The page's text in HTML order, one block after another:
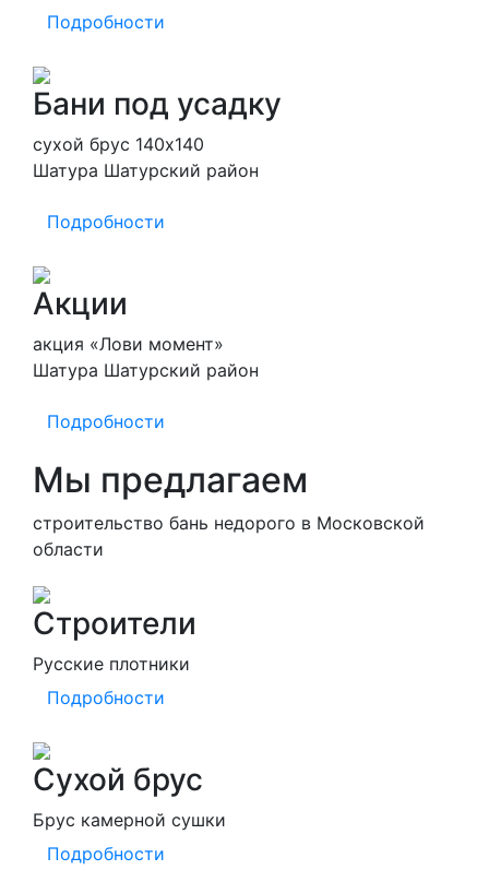
Подробности
Бани под усадку
сухой брус 140х140
Шатура Шатурский район
Подробности
Акции
акция «Лови момент»
Шатура Шатурский район
Подробности
Мы предлагаем
строительство бань недорого в Московской
области
Строители
Русские плотники
Подробности
Сухой брус
Брус камерной сушки
Подробности